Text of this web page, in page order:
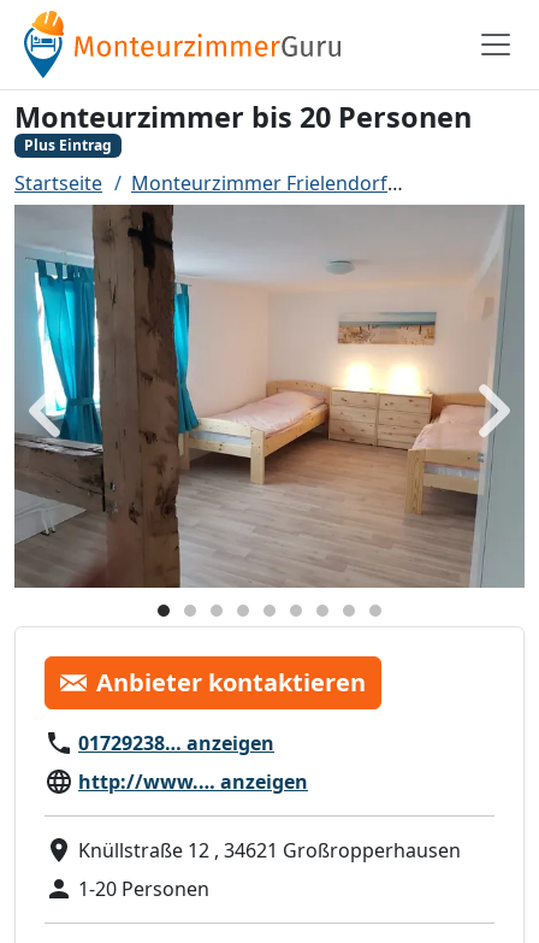
Monteurzimmer bis 20 Personen
Plus Eintrag
Startseite Monteurzimmer Frielendorf
Zurück
Anbieter kontaktieren
01729238… anzeigen
http://www.… anzeigen
Knüllstraße 12 , 34621 Großropperhausen
1-20 Personen